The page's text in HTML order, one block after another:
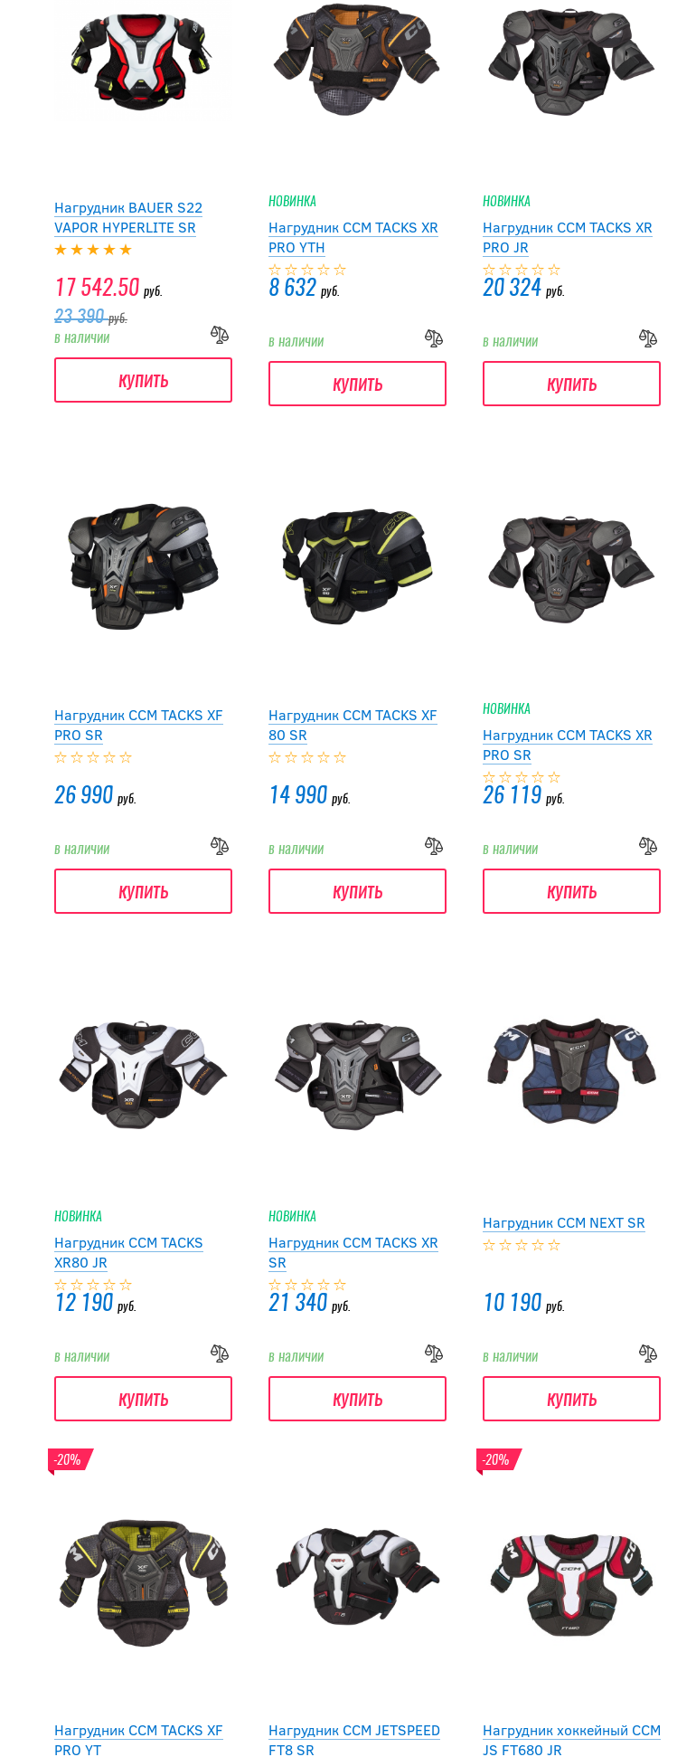
Нагрудник BAUER S22
VAPOR HYPERLITE SR
17 542.50 руб.
23 390руб.
в наличии
купить
НОВИНКА
Нагрудник CCM TACKS XR
PRO YTH
8 632 руб.
в наличии
купить
НОВИНКА
Нагрудник CCM TACKS XR
PRO JR
20 324 руб.
в наличии
купить
Нагрудник CCM TACKS XF
PRO SR
26 990 руб.
в наличии
купить
Нагрудник CCM TACKS XF
80 SR
14 990 руб.
в наличии
купить
НОВИНКА
Нагрудник CCM TACKS XR
PRO SR
26 119 руб.
в наличии
купить
НОВИНКА
Нагрудник CCM TACKS
XR80 JR
12 190 руб.
в наличии
купить
НОВИНКА
Нагрудник CCM TACKS XR
SR
21 340 руб.
в наличии
купить
Нагрудник CCM NEXT SR
10 190 руб.
в наличии
купить
-20%
Нагрудник CCM TACKS XF
PRO YT
Нагрудник CCM JETSPEED
FT8 SR
-20%
Нагрудник хоккейный CCM
JS FT680 JR